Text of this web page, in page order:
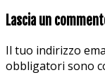
Lascia un
Il tuo indirizzo
obbligatori sono